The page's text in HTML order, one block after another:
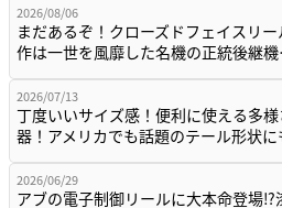
2026/08/06
まだあるぞ！クローズドフェイスリ
作は一世を風靡した名機の正統後継
2026/07/13
丁度いいサイズ感！便利に使える多
器！アメリカでも話題のテール形状
2026/06/29
アブの電子制御リールに大本命登場⁉